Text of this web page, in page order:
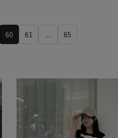
60 61 ... 65